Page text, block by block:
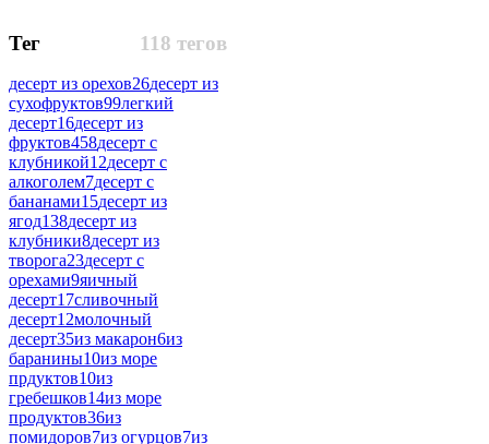
118 тегов
Тег
десерт из орехов26десерт из
сухофруктов99легкий
десерт16десерт из
фруктов458десерт с
клубникой12десерт с
алкоголем7десерт с
бананами15десерт из
ягод138десерт из
клубники8десерт из
творога23десерт с
орехами9яичный
десерт17сливочный
десерт12молочный
десерт35из макарон6из
баранины10из море
прдуктов10из
гребешков14из море
продуктов36из
помидоров7из огурцов7из